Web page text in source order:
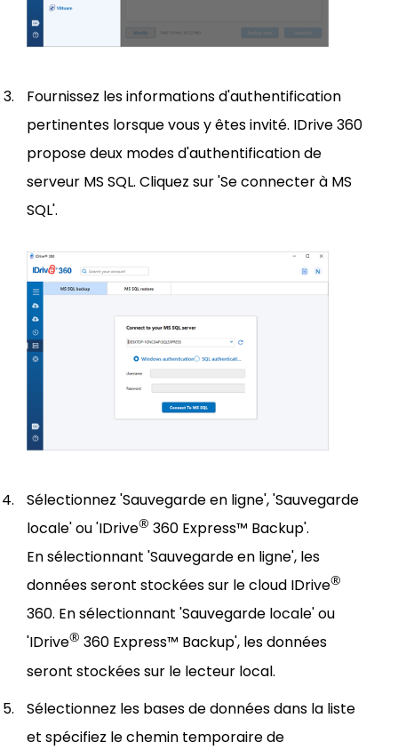
Fournissez les informations d'authentification
pertinentes lorsque vous y êtes invité. IDrive 360
propose deux modes d'authentification de
serveur MS SQL. Cliquez sur 'Se connecter à MS
SQL'.
Sélectionnez 'Sauvegarde en ligne', 'Sauvegarde
locale' ou 'IDrive® 360 Express™ Backup'.
En sélectionnant 'Sauvegarde en ligne', les
données seront stockées sur le cloud IDrive®
360. En sélectionnant 'Sauvegarde locale' ou
'IDrive® 360 Express™ Backup', les données
seront stockées sur le lecteur local.
Sélectionnez les bases de données dans la liste
et spécifiez le chemin temporaire de